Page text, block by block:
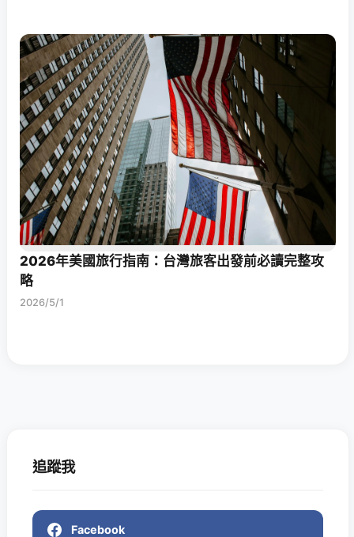
2026年美國旅行指南：台灣旅客出發前必讀完整攻
略
2026/5/1
追蹤我
Facebook